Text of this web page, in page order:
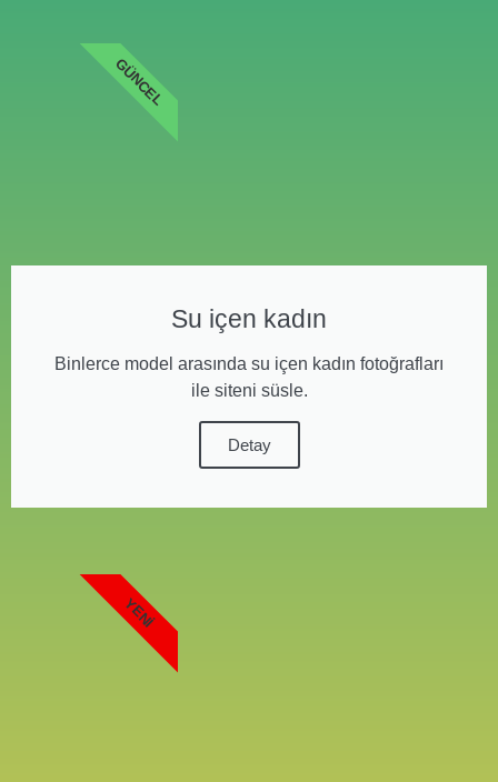
Su içen kadın
Binlerce model arasında su içen kadın fotoğrafları
ile siteni süsle.
Detay
GÜNCEL
YENI